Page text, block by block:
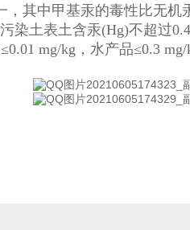
其中甲基汞的毒性比无机
染土表土含汞(Hg)不超过
mg/kg，水产品≤0.3